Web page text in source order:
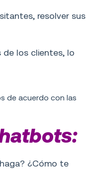
resolver sus
los clientes, lo
de acuerdo con las
¿Cómo te